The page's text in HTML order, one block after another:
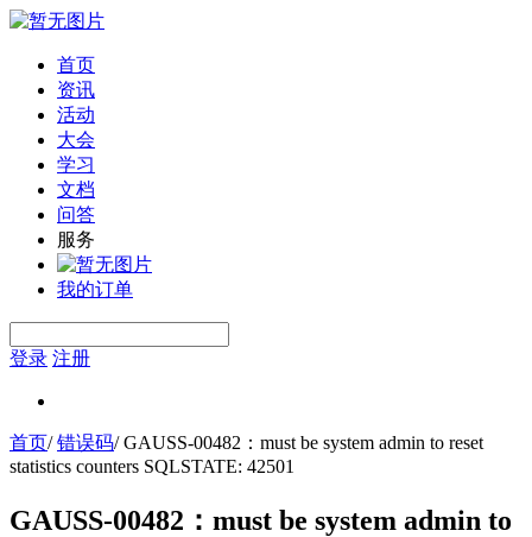
首页
资讯
活动
大会
学习
文档
问答
服务
我的订单
登录 注册
首页/错误码/GAUSS-00482：must be system admin to reset
statistics counters SQLSTATE: 42501
GAUSS-00482：must be system admin to